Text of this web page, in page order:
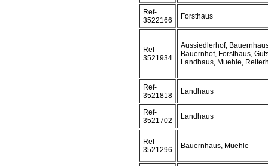
Ref-
3522166
Forsthaus
Ref-
3521934
Aussiedlerhof,
Bauernhof, Forsthaus,
Landhaus, Muehle,
Ref-
3521818
Landhaus
Ref-
3521702
Landhaus
Ref-
3521296
Bauernhaus, Muehle